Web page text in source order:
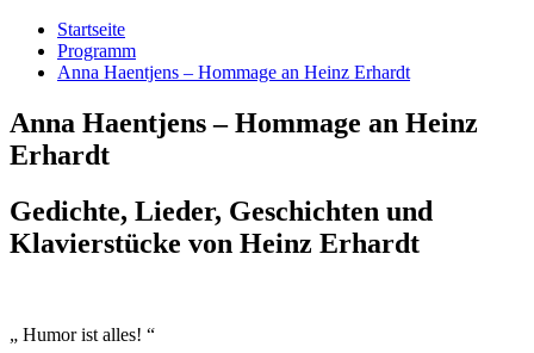
Startseite
Programm
Anna Haentjens – Hommage an Heinz Erhardt
Anna Haentjens – Hommage an Heinz
Erhardt
Gedichte, Lieder, Geschichten und
Klavierstücke von Heinz Erhardt
„ Humor ist alles! “